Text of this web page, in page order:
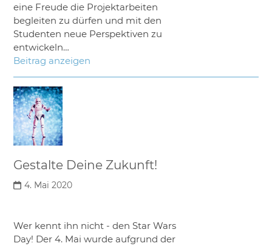
eine Freude die Projektarbeiten
begleiten zu dürfen und mit den
Studenten neue Perspektiven zu
entwickeln…
Beitrag anzeigen
Gestalte Deine Zukunft!
4. Mai 2020
Wer kennt ihn nicht - den Star Wars
Day! Der 4. Mai wurde aufgrund der